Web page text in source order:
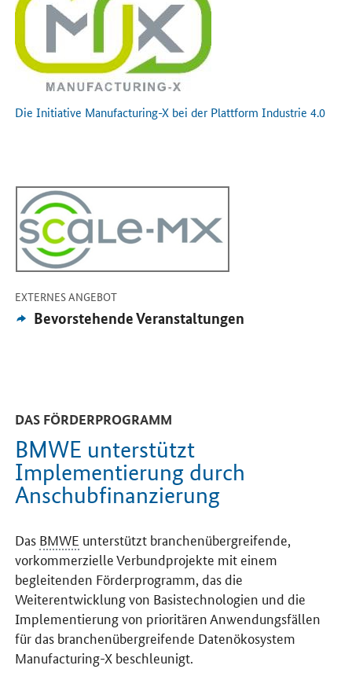
Die Initiative Manufacturing-X bei der Plattform Industrie 4.0
EXTERNES ANGEBOT-
Externes
Angebot:
Bevorstehende Veranstaltungen
Öffnet Einzelsicht
DAS FÖRDERPROGRAMM
BMWE unterstützt
Implementierung durch
Anschubfinanzierung
Das BMWE unterstützt branchenübergreifende,
vorkommerzielle Verbundprojekte mit einem
begleitenden Förderprogramm, das die
Weiterentwicklung von Basistechnologien und die
Implementierung von prioritären Anwendungsfällen
für das branchenübergreifende Datenökosystem
Manufacturing-X beschleunigt.